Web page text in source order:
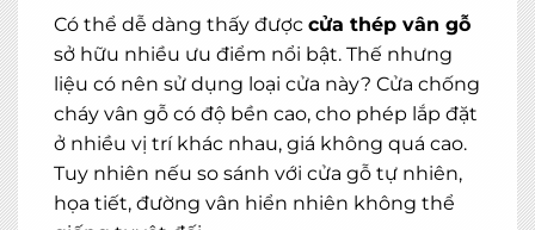
Có thể dễ dàng thấy được cửa thép vân gỗ
sở hữu nhiều ưu điểm nổi bật. Thế nhưng
liệu có nên sử dụng loại cửa này? Cửa chống
cháy vân gỗ có độ bền cao, cho phép lắp đặt
ở nhiều vị trí khác nhau, giá không quá cao.
Tuy nhiên nếu so sánh với cửa gỗ tự nhiên,
họa tiết, đường vân hiển nhiên không thể